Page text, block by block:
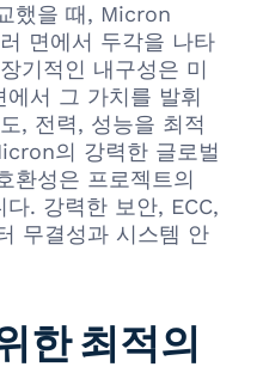
했을 때, Micron
면에서 두각을 나타
기적인 내구성은 미
서 그 가치를 발휘
, 전력, 성능을 최적
의 강력한 글로벌
환성은 프로젝트의
. 강력한 보안, ECC,
무결성과 시스템 안
한 최적의